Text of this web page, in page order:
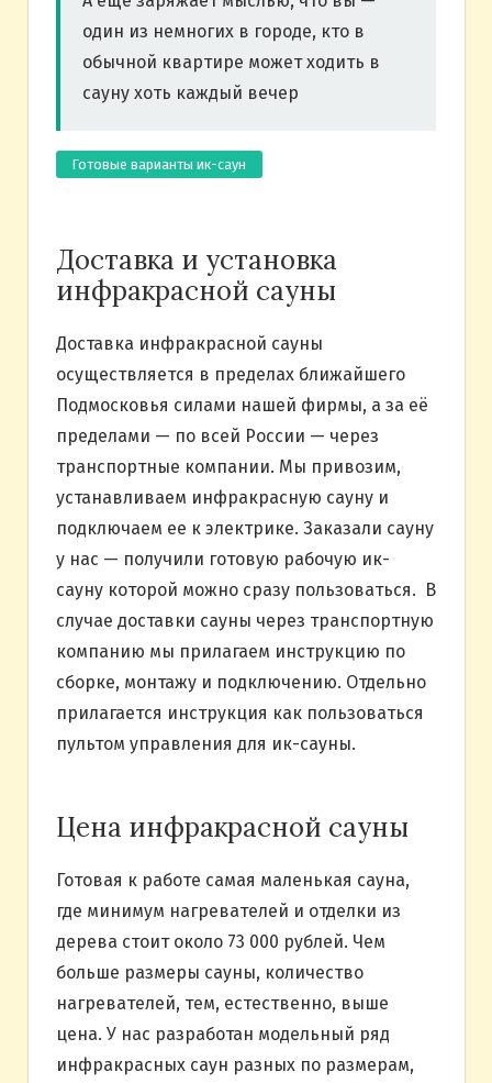
один из немногих в городе, кто в
обычной квартире может ходить в
сауну хоть каждый вечер
Готовые варианты ик-саун
Доставка и установка
инфракрасной сауны
Доставка инфракрасной сауны
осуществляется в пределах ближайшего
Подмосковья силами нашей фирмы, а за её
пределами — по всей России — через
транспортные компании. Мы привозим,
устанавливаем инфракрасную сауну и
подключаем ее к электрике. Заказали сауну
у нас — получили готовую рабочую ик-
сауну которой можно сразу пользоваться. В
случае доставки сауны через транспортную
компанию мы прилагаем инструкцию по
сборке, монтажу и подключению. Отдельно
прилагается инструкция как пользоваться
пультом управления для ик-сауны.
Цена инфракрасной сауны
Готовая к работе самая маленькая сауна,
где минимум нагревателей и отделки из
дерева стоит около 73 000 рублей. Чем
больше размеры сауны, количество
нагревателей, тем, естественно, выше
цена. У нас разработан модельный ряд
инфракрасных саун разных по размерам,